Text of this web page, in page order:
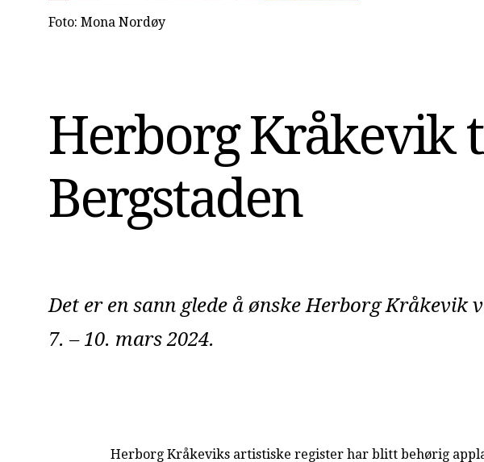
Foto: Mona Nordøy
Herborg Kråkevik
Bergstaden
Det er en sann glede å ønske Herborg
7. – 10. mars 2024.
Herborg Kråkeviks artistiske register har blitt behørig